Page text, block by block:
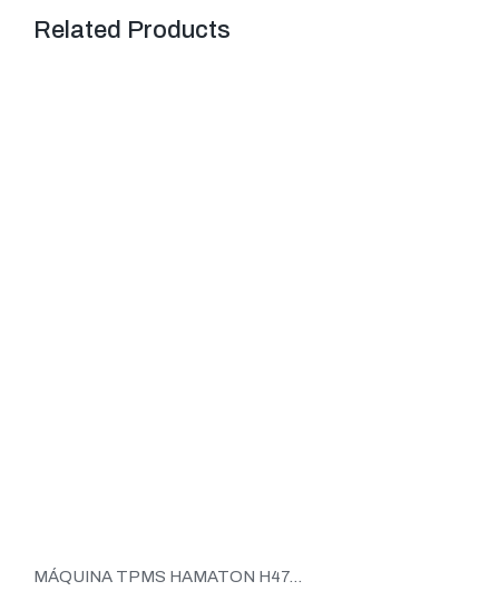
Related Products
MÁQUINA TPMS HAMATON H47...